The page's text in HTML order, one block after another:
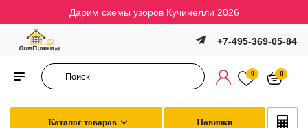
Дарим схемы узоров Кучинелли 2026
+7-495-369-05-84
0 0
Каталог товаров Новинки